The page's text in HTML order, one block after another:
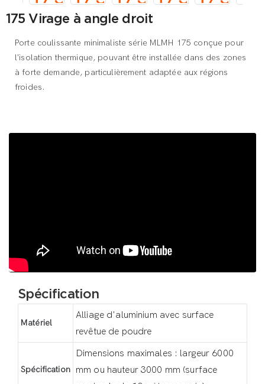
175 Virage à angle droit
Porte coulissante minimaliste série MLMH 175 conçue pour
l'isolation thermique, pouvant être installée dans des zones
à forte demande, particulièrement adaptée aux régions
froides.
Spécification
Matériel
Alliage d'aluminium avec surface
revêtue de poudre
Spécification
Dimensions maximales : largeur 6000
mm ou hauteur 3000 mm (surface